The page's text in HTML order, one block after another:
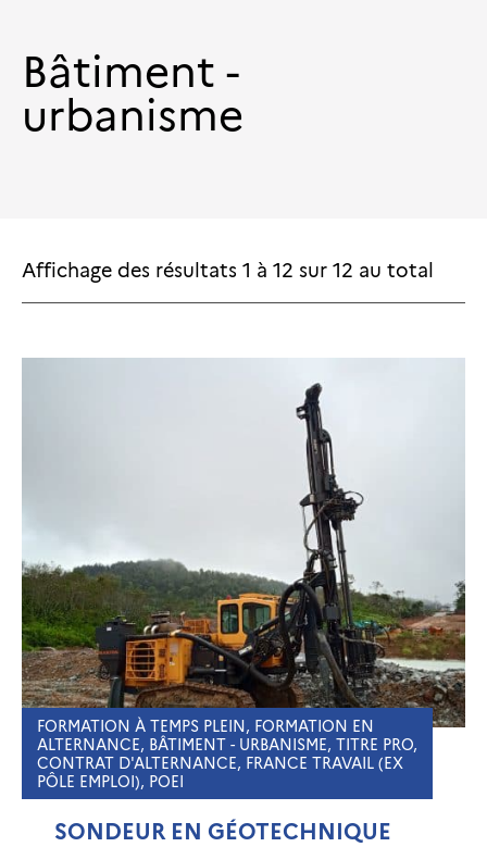
Bâtiment -
urbanisme
Affichage des résultats 1 à 12 sur 12 au total
FORMATION À TEMPS PLEIN, FORMATION EN
ALTERNANCE, BÂTIMENT - URBANISME, TITRE PRO,
CONTRAT D'ALTERNANCE, FRANCE TRAVAIL (EX
PÔLE EMPLOI), POEI
SONDEUR EN GÉOTECHNIQUE